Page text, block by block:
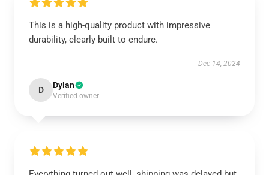
This is a high-quality product with impressive
durability, clearly built to endure.
Dec 14, 2024
D Dylan
Verified owner